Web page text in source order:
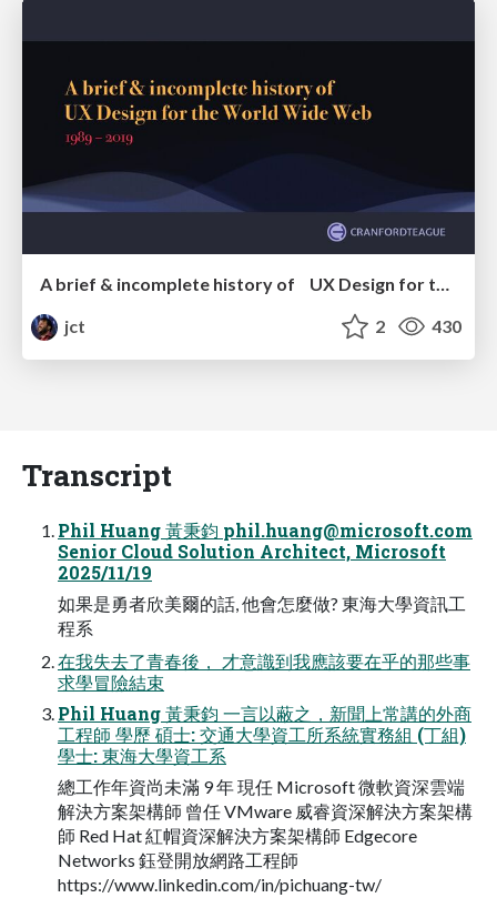
jct
2 430
Transcript
Phil Huang 黃秉鈞 phil.huang@microsoft.com
Senior Cloud Solution Architect, Microsoft
2025/11/19
如果是勇者欣美爾的話, 他會怎麼做? 東海大學資訊工
程系
在我失去了青春後， 才意識到我應該要在乎的那些事
求學冒險結束
Phil Huang 黃秉鈞 一言以蔽之，新聞上常講的外商
工程師 學歷 碩士: 交通大學資工所系統實務組 (丁組)
學士: 東海大學資工系
總工作年資尚未滿 9 年 現任 Microsoft 微軟資深雲端
解決方案架構師 曾任 VMware 威睿資深解決方案架構
師 Red Hat 紅帽資深解決方案架構師 Edgecore
Networks 鈺登開放網路工程師
https://www.linkedin.com/in/pichuang-tw/